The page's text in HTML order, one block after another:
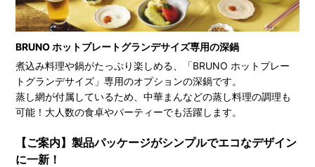
BRUNO ホットプレートグランデサイズ専用の深鍋
煮込み料理や鍋がたっぷり楽しめる、「BRUNO ホットプレー
トグランデサイズ」専用のオプションの深鍋です。
蒸し網が付属しているため、中華まんなどの蒸し料理の調理も
可能！大人数の食卓やパーティーでも活躍します。
【ご案内】製品パッケージがシンプルでエコなデザイン
に一新！